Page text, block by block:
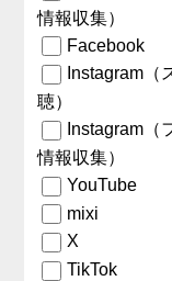
情報収集）
Facebook
Instagram（
聴）
Instagram（
情報収集）
YouTube
mixi
X
TikTok